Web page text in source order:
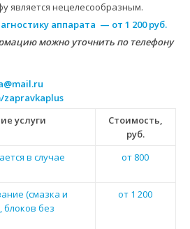
является нецелесообразным.
аппарата — от 1 200 руб.
можно уточнить по телефону
zapravkaplus
услуги
Стоимость,
руб.
в случае
от 800
(смазка и
блоков без
от 1 200